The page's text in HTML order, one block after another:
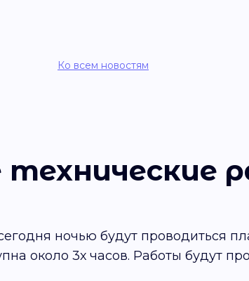
Ко всем новостям
технические
ночью будут проводиться
около 3х часов. Работы будут